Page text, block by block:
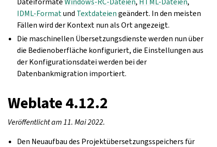
IDML-Formatund Textdateiengeändert. In den meisten
Fällen wird der Kontext nun als Ort angezeigt.
Die maschinellen Übersetzungsdienste werden nun über
die Bedienoberfläche konfiguriert, die Einstellungen aus
der Konfigurationsdatei werden bei der
Datenbankmigration importiert.
Weblate 4.12.2
Veröffentlicht am 11. Mai 2022.
Den Neuaufbau des Projektübersetzungsspeichers für